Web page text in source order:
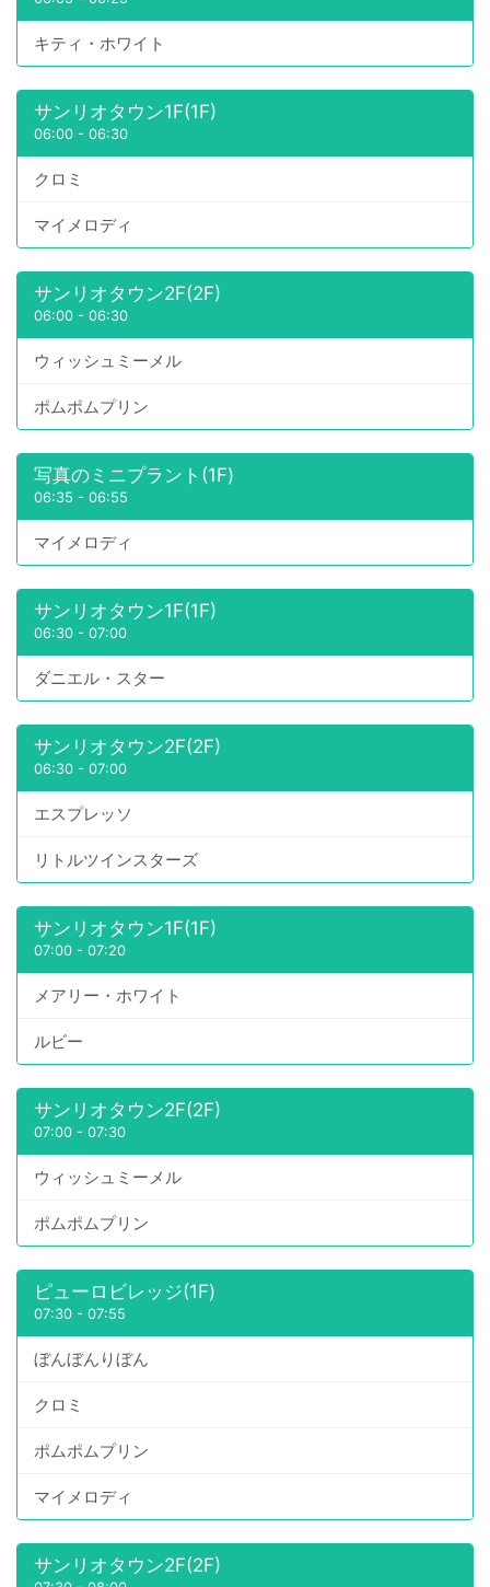
キティ・ホワイト
サンリオタウン1F(1F)
06:00 - 06:30
クロミ
マイメロディ
サンリオタウン2F(2F)
06:00 - 06:30
ウィッシュミーメル
ポムポムプリン
写真のミニプラント(1F)
06:35 - 06:55
マイメロディ
サンリオタウン1F(1F)
06:30 - 07:00
ダニエル・スター
サンリオタウン2F(2F)
06:30 - 07:00
エスプレッソ
リトルツインスターズ
サンリオタウン1F(1F)
07:00 - 07:20
メアリー・ホワイト
ルビー
サンリオタウン2F(2F)
07:00 - 07:30
ウィッシュミーメル
ポムポムプリン
ピューロビレッジ(1F)
07:30 - 07:55
ぼんぼんりぼん
クロミ
ポムポムプリン
マイメロディ
サンリオタウン2F(2F)